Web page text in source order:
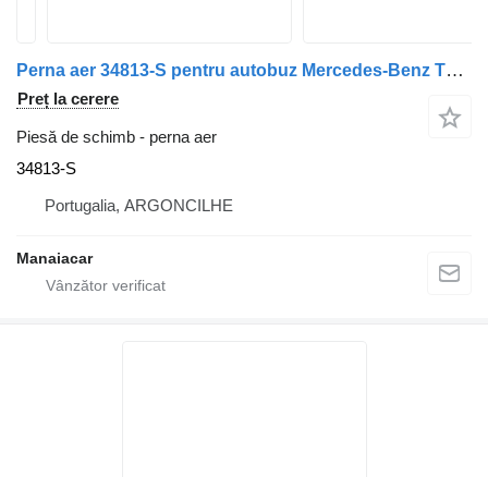
Perna aer 34813-S pentru autobuz Mercedes-Benz TRAVEGO (O 580) | 99
Preț la cerere
Piesă de schimb - perna aer
34813-S
Portugalia, ARGONCILHE
Manaiacar